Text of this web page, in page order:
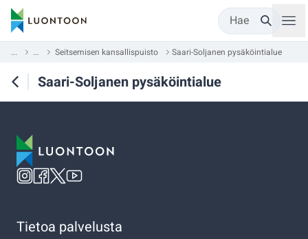
Hae
... ... Seitsemisen kansallispuisto Saari-Soljanen pysäköintialue
Saari-Soljanen pysäköintialue
Tietoa palvelusta